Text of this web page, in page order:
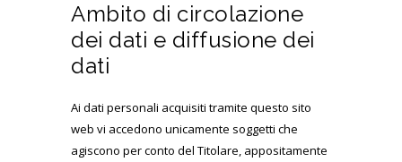
Ambito di circolazione
dei dati e diffusione dei
dati
Ai dati personali acquisiti tramite questo sito
web vi accedono unicamente soggetti che
agiscono per conto del Titolare, appositamente